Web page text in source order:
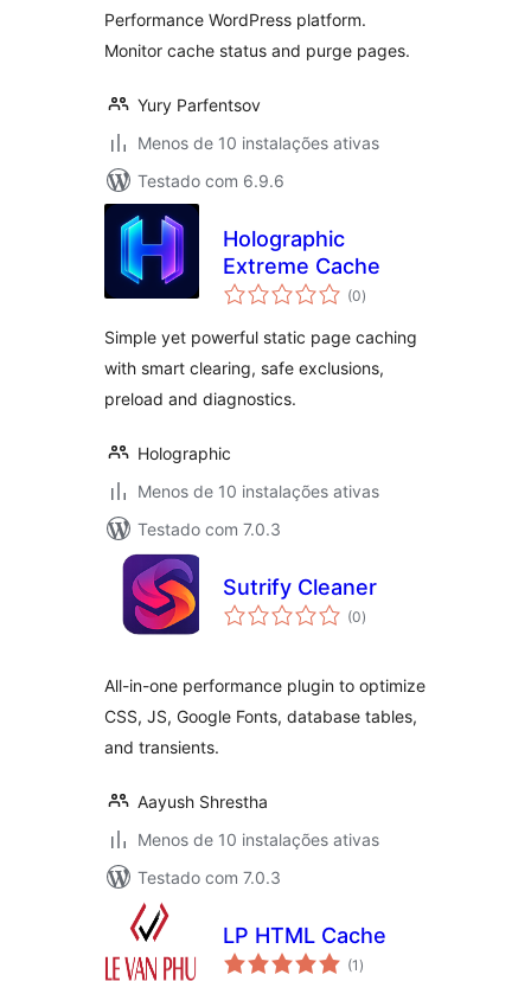
Performance WordPress platform.
Monitor cache status and purge pages.
Yury Parfentsov
Menos de 10 instalações ativas
Testado com 6.9.6
Holographic
Extreme Cache
(0avaliações
totais
)
Simple yet powerful static page caching
with smart clearing, safe exclusions,
preload and diagnostics.
Holographic
Menos de 10 instalações ativas
Testado com 7.0.3
Sutrify Cleaner
(0avaliações
totais
)
All-in-one performance plugin to optimize
CSS, JS, Google Fonts, database tables,
and transients.
Aayush Shrestha
Menos de 10 instalações ativas
Testado com 7.0.3
LP HTML Cache
(1 avaliações
totais
)